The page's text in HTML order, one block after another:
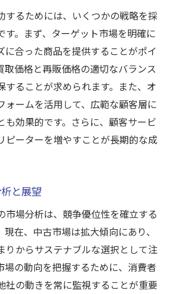
するためには、いくつかの戦略を採
す。まず、ターゲット市場を明確に
に合った商品を提供することがポイ
取価格と再販価格の適切なバランス
することが求められます。また、オ
ォームを活用して、広範な顧客層に
も効果的です。さらに、顧客サービ
ピーターを増やすことが長期的な成
と展望
市場分析は、競争優位性を確立する
在、中古市場は拡大傾向にあり、
りからサステナブルな選択として注
場の動向を把握するために、消費者
社の動きを常に監視することが重要